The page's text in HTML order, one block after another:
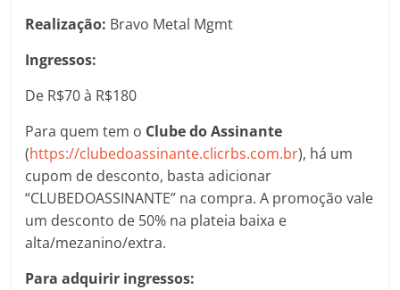
Realização: Bravo Metal Mgmt
Ingressos:
De R$70 à R$180
Para quem tem o Clube do Assinante
(https://clubedoassinante.clicrbs.com.br), há um
cupom de desconto, basta adicionar
“CLUBEDOASSINANTE” na compra. A promoção vale
um desconto de 50% na plateia baixa e
alta/mezanino/extra.
Para adquirir ingressos: